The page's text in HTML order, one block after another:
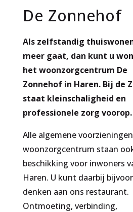
De Zonnehof
Als zelfstandig
meer gaat, dan kunt u
het woonzorgcentrum De
Zonnehof in Haren. Bij de
staat kleinschaligheid en
professionele zorg voorop.
Alle algemene
woonzorgcentrum staan
beschikking voor inwoners
Haren. U kunt daarbij
denken aan ons restaurant.
Ontmoeting, verbinding,